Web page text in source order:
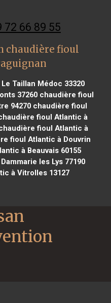
72 66 89 55
chaudière fioul
Taillan Médoc 33320
37260chaudière fioul
94270 chaudière fioul
fioul Atlantic à
fioul Atlantic à
fioul Atlantic à Douvrin
à Beauvais 60155
les Lys 77190
à Vitrolles 13127